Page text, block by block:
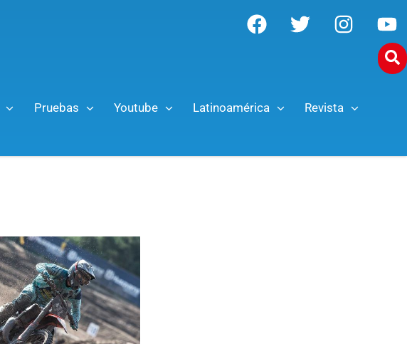
Pruebas Youtube Latinoamérica Revista